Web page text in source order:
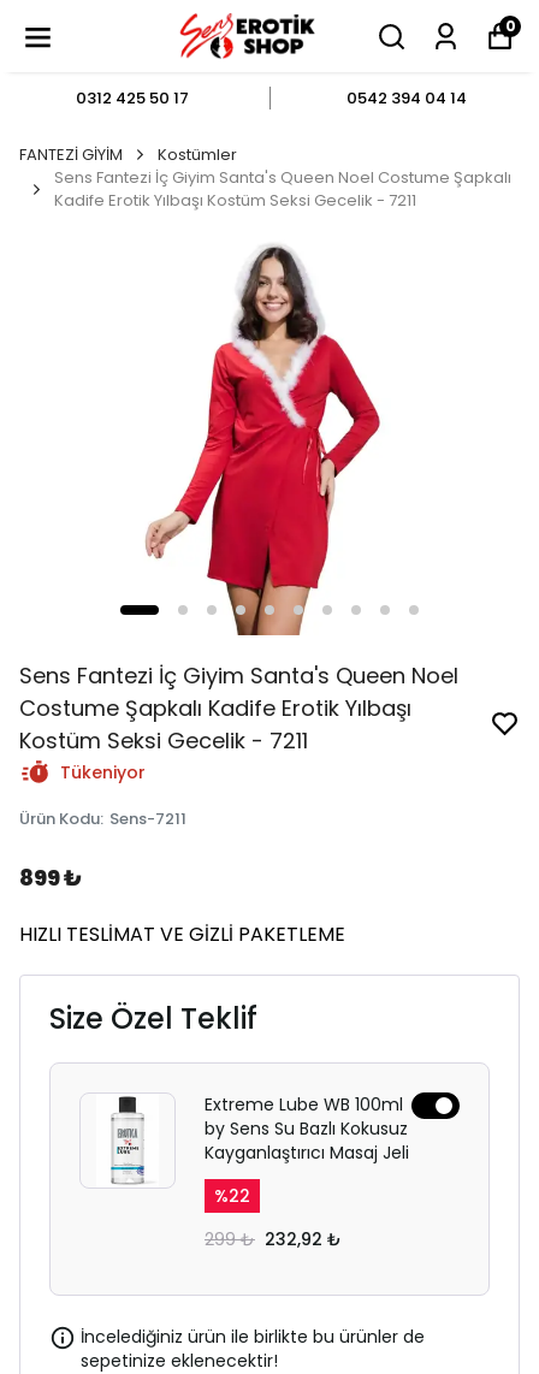
0
0312 425 50 17 0542 394 04 14
FANTEZİ GİYİM
Kostümler
Sens Fantezi İç Giyim Santa's Queen Noel Costume Şapkalı
Kadife Erotik Yılbaşı Kostüm Seksi Gecelik - 7211
Sens Fantezi İç Giyim Santa's Queen Noel
Costume Şapkalı Kadife Erotik Yılbaşı
Kostüm Seksi Gecelik - 7211
Tükeniyor
Ürün Kodu: Sens-7211
899 ₺
HIZLI TESLİMAT VE GİZLİ PAKETLEME
Size Özel Teklif
Extreme Lube WB 100ml
by Sens Su Bazlı Kokusuz
Kayganlaştırıcı Masaj Jeli
%22
299 ₺ 232,92 ₺
İncelediğiniz ürün ile birlikte bu ürünler de
sepetinize eklenecektir!